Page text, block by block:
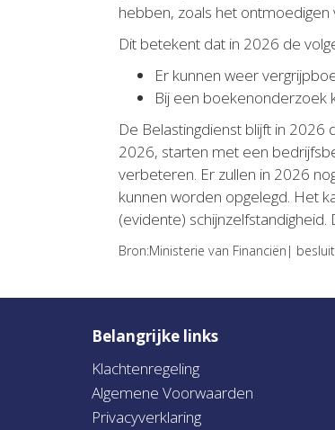
hebben, zoals het ontmoedigen
Dit betekent dat in 2026 de
Er kunnen weer
Bij een boekenonderzoek
De Belastingdienst blijft in
2026, starten met een
verbeteren. Er zullen in 2026
kunnen worden opgelegd. Het
(evidente)
Bron:Ministerie van Financiën|
Belangrijke links
Klachtenregeling
Algemene Voorwaarden
Privacyverklaring